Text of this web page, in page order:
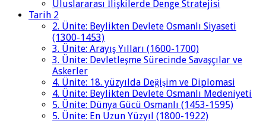
Uluslararası İlişkilerde Denge Stratejisi
Tarih 2
2. Ünite: Beylikten Devlete Osmanlı Siyaseti
(1300-1453)
3. Ünite: Arayış Yılları (1600-1700)
3. Ünite: Devletleşme Sürecinde Savaşçılar ve
Askerler
4. Ünite: 18. yüzyılda Değişim ve Diplomasi
4. Ünite: Beylikten Devlete Osmanlı Medeniyeti
5. Ünite: Dünya Gücü Osmanlı (1453-1595)
5. Ünite: En Uzun Yüzyıl (1800-1922)